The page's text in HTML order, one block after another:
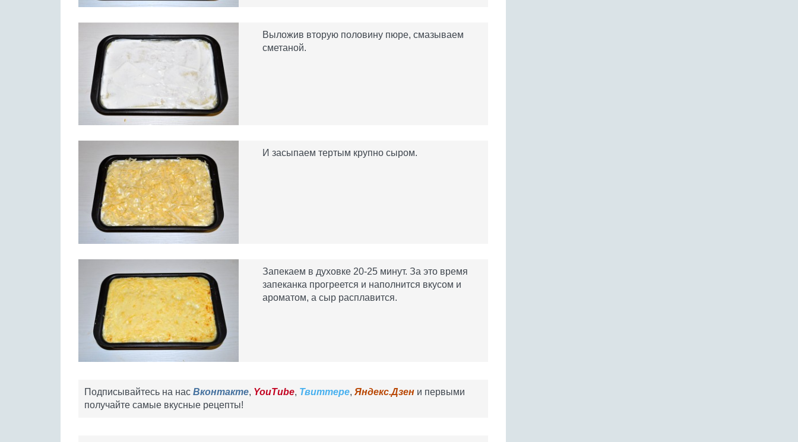
Выложив вторую половину пюре, смазываем
сметаной.
И засыпаем тертым крупно сыром.
Запекаем в духовке 20-25 минут. За это время
запеканка прогреется и наполнится вкусом и
ароматом, а сыр расплавится.
Подписывайтесь на нас Вконтакте, YouTube, Твиттере, Яндекс.Дзен и первыми
получайте самые вкусные рецепты!